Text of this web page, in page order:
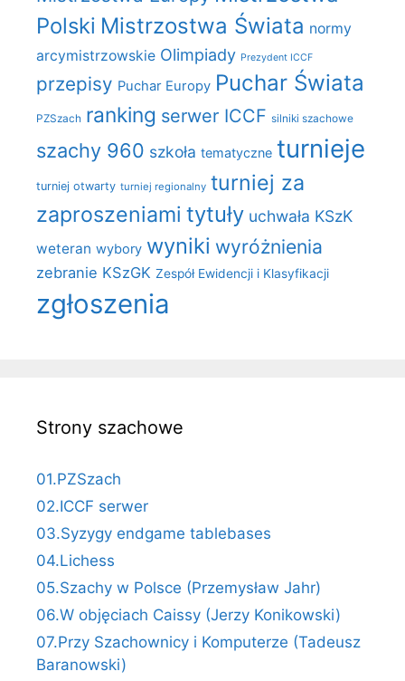
Polski Mistrzostwa Świata normy
arcymistrzowskie Olimpiady Prezydent ICCF
przepisy Puchar Europy Puchar Świata
PZSzach ranking serwer ICCF silniki szachowe
szachy 960 szkoła tematyczne turnieje
turniej otwarty turniej regionalny turniej za
zaproszeniami tytuły uchwała KSzK
weteran wybory wyniki wyróżnienia
zebranie KSzGK Zespół Ewidencji i Klasyfikacji
zgłoszenia
Strony szachowe
01.PZSzach
02.ICCF serwer
03.Syzygy endgame tablebases
04.Lichess
05.Szachy w Polsce (Przemysław Jahr)
06.W objęciach Caissy (Jerzy Konikowski)
07.Przy Szachownicy i Komputerze (Tadeusz
Baranowski)